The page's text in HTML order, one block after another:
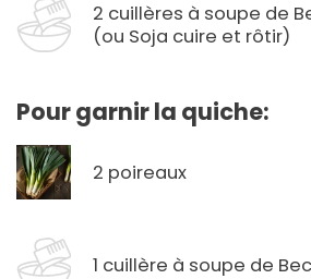
2 cuillères à soupe de
(ou Soja cuire et rôtir)
Pour garnir la quiche:
2 poireaux
1 cuillère à soupe de